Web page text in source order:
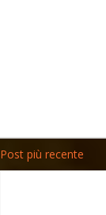
Post più recente